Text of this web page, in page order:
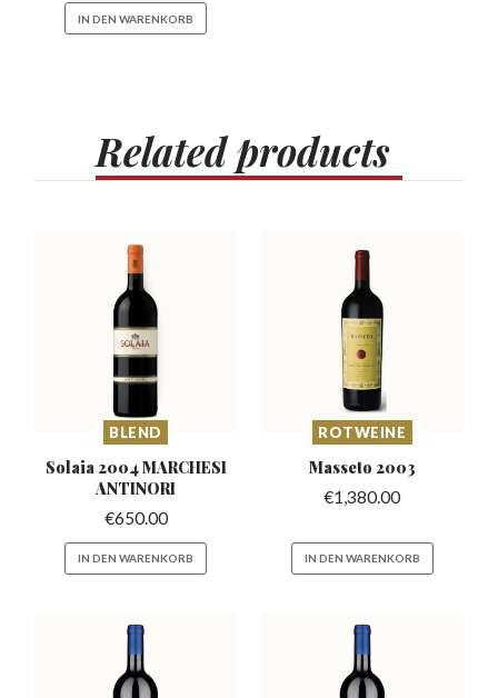
IN DEN WARENKORB
Relatedproducts
BLEND
Solaia 2004 MARCHESI
ANTINORI
€650.00
IN DEN WARENKORB
ROTWEINE
Masseto 2003
€1,380.00
IN DEN WARENKORB